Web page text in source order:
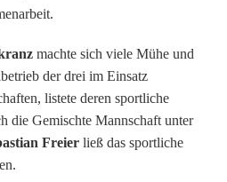
machte sich viele Mühe und
der drei im Einsatz
listete deren sportliche
die Gemischte Mannschaft unter
Freier ließ das sportliche